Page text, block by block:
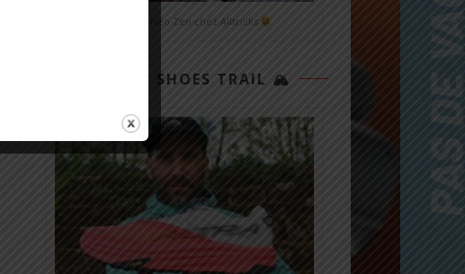
Mizuno Neo Zen chez Alltricks
TOP 3 SHOES TRAIL 🏔